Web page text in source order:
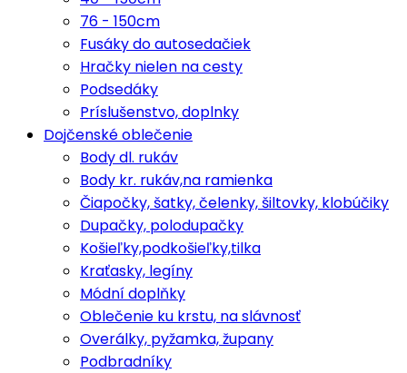
76 - 150cm
Fusáky do autosedačiek
Hračky nielen na cesty
Podsedáky
Príslušenstvo, doplnky
Dojčenské oblečenie
Body dl. rukáv
Body kr. rukáv,na ramienka
Čiapočky, šatky, čelenky, šiltovky, klobúčiky
Dupačky, polodupačky
Košieľky,podkošieľky,tilka
Kraťasky, legíny
Módní doplňky
Oblečenie ku krstu, na slávnosť
Overálky, pyžamka, župany
Podbradníky